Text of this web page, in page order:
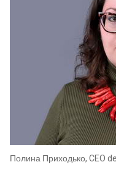
Полина Приходько, CEO